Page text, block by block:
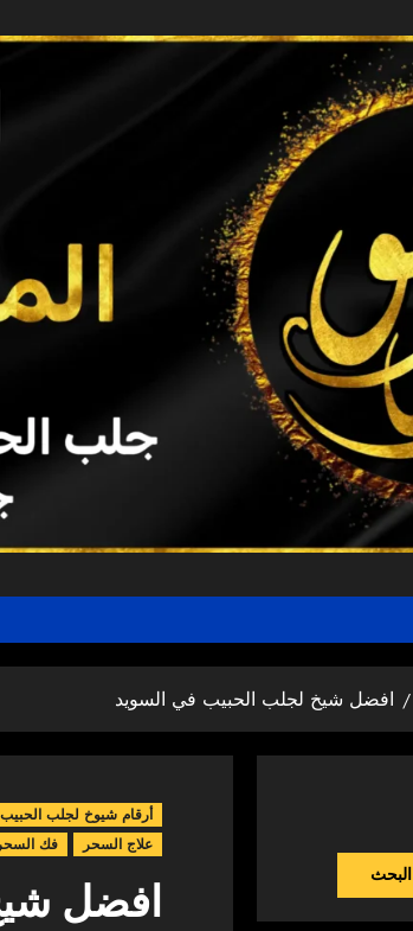
افضل شيخ لجلب الحبيب في السويد
أرقام شيوخ لجلب الحبيب
علاج السحر
فك
افضل البحث